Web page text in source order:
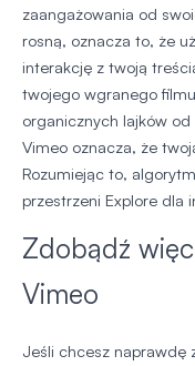
zaangażowania od
rosną, oznacza to, że
interakcję z twoją
twojego wgranego
organicznych lajków
Vimeo oznacza, że
Rozumiejąc to,
przestrzeni Explore dla
Zdobądź
Vimeo
Jeśli chcesz naprawdę